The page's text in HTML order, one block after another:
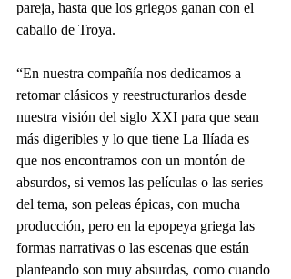
pareja, hasta que los griegos ganan con el
caballo de Troya.
“En nuestra compañía nos dedicamos a
retomar clásicos y reestructurarlos desde
nuestra visión del siglo XXI para que sean
más digeribles y lo que tiene La Ilíada es
que nos encontramos con un montón de
absurdos, si vemos las películas o las series
del tema, son peleas épicas, con mucha
producción, pero en la epopeya griega las
formas narrativas o las escenas que están
planteando son muy absurdas, como cuando